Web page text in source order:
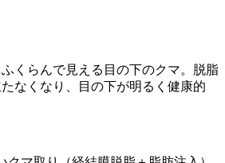
くらんで見える目の下のクマ。脱脂
なくなり、目の下が明るく健康的